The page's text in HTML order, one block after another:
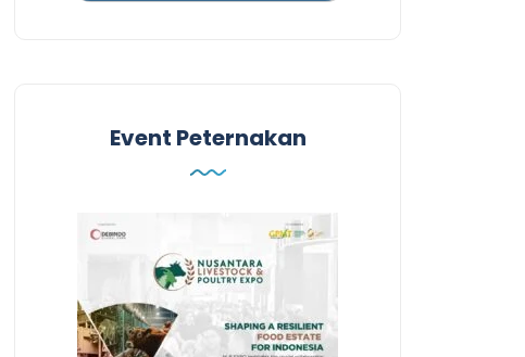
Event Peternakan